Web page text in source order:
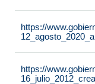
https://
https://